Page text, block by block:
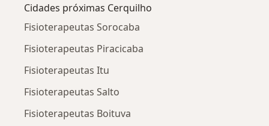
Cidades próximas Cerquilho
Fisioterapeutas Sorocaba
Fisioterapeutas Piracicaba
Fisioterapeutas Itu
Fisioterapeutas Salto
Fisioterapeutas Boituva